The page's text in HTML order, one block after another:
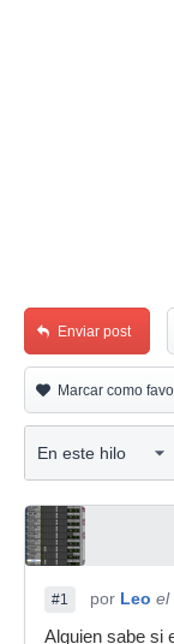
Enviar post
Marcar como
#1 por Leo el
Alguien sabe si